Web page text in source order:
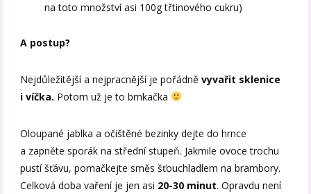
na toto množství asi 100g třtinového cukru)
A postup?
Nejdůležitější a nejpracnější je pořádněvyvařit sklenice
i víčka. Potom už je to brnkačka
Oloupané jablka a očištěné bezinky dejte do hrnce
a zapněte sporák na střední stupeň. Jakmile ovoce trochu
pustí šťávu, pomačkejte směs šťouchladlem na brambory.
Celková doba vaření je jen asi 20-30 minut. Opravdu není